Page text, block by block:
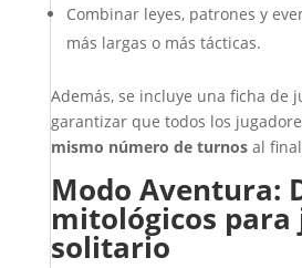
Combinar leyes, patrones y
más largas o más tácticas.
Además, se incluye una ficha de
garantizar que todos los
mismo número de turnosal
Modo Aventura:
mitológicos para
solitario